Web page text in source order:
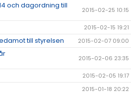
och dagordning till
2015-02-25 10:15
2015-02-15 19:21
till styrelsen 2015-02-07 09:00
2015-02-06 23:35
2015-02-05 19:17
2015-01-18 20:22